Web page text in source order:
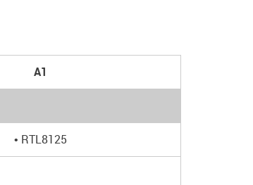
A1
• RTL8125